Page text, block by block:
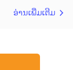
ອ່ານເພີ່ມເຕີມ